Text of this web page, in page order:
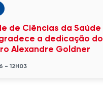
de Ciências da Saúde
a dedicação do
Alexandre Goldner
- 12H03